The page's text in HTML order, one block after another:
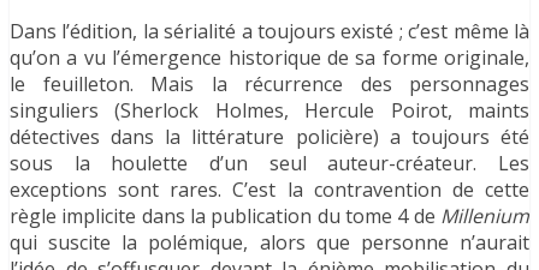
Dans l’édition, la sérialité a toujours existé ; c’est même là
qu’on a vu l’émergence historique de sa forme originale,
le feuilleton. Mais la récurrence des personnages
singuliers (Sherlock Holmes, Hercule Poirot, maints
détectives dans la littérature policière) a toujours été
sous la houlette d’un seul auteur-créateur. Les
exceptions sont rares. C’est la contravention de cette
règle implicite dans la publication du tome 4 de Millenium
qui suscite la polémique, alors que personne n’aurait